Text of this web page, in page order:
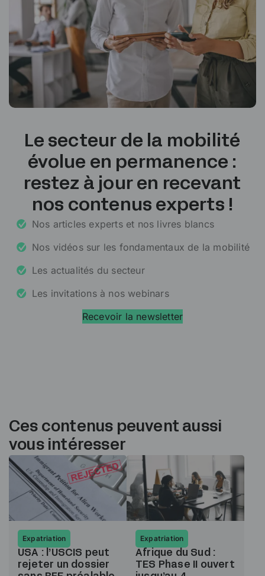
Le secteur de la mobilité
évolue en permanence :
restez à jour en recevant
nos contenus experts !
Nos articles experts et nos livres blancs
Nos vidéos sur les fondamentaux de la mobilité
Les actualités du secteur
Les invitations à nos webinars
Recevoir la newsletter
Ces contenus peuvent aussi
vous intéresser
Expatriation
USA : l’USCIS peut
rejeter un dossier
Expatriation
Afrique du Sud :
TES Phase II ouvert